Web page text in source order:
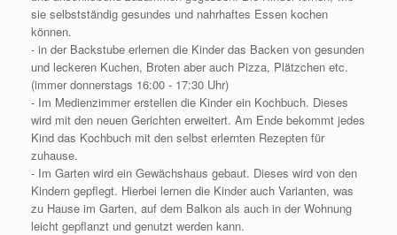
sie selbstständig gesundes und nahrhaftes Essen kochen
können.
- in der Backstube erlernen die Kinder das Backen von gesunden
und leckeren Kuchen, Broten aber auch Pizza, Plätzchen etc.
(immer donnerstags 16:00 - 17:30 Uhr)
- Im Medienzimmer erstellen die Kinder ein Kochbuch. Dieses
wird mit den neuen Gerichten erweitert. Am Ende bekommt jedes
Kind das Kochbuch mit den selbst erlernten Rezepten für
zuhause.
- Im Garten wird ein Gewächshaus gebaut. Dieses wird von den
Kindern gepflegt. Hierbei lernen die Kinder auch Varianten, was
zu Hause im Garten, auf dem Balkon als auch in der Wohnung
leicht gepflanzt und genutzt werden kann.